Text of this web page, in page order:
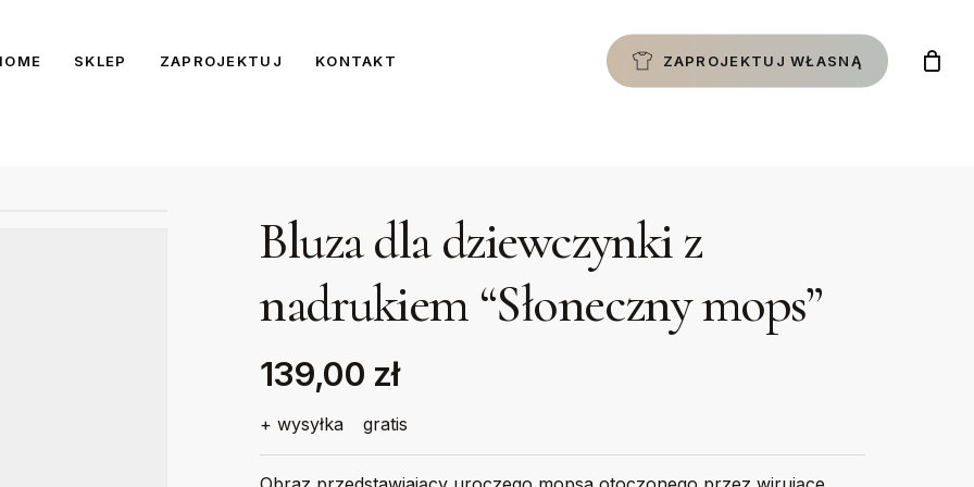
SKLEP ZAPROJEKTUJ KONTAKT ZAPROJEKTUJ WŁASNĄ
Bluza dla dziewczynki z
nadrukiem “Słoneczny mops”
139,00 zł
+ wysyłka gratis